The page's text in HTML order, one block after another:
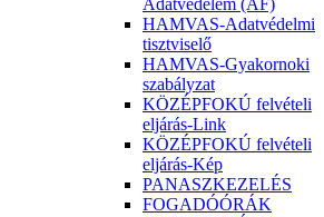
Adatvédelem (ÁF)
HAMVAS-Adatvédelmi
tisztviselő
HAMVAS-Gyakornoki
szabályzat
KÖZÉPFOKÚ felvételi
eljárás-Link
KÖZÉPFOKÚ felvételi
eljárás-Kép
PANASZKEZELÉS
FOGADÓÓRÁK